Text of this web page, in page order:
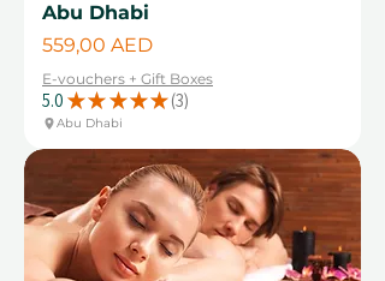
Abu Dhabi
Цена
559,00 AED
E-vouchers + Gift Boxes
5.0 ★ ★ ★ ★ ★ 3
3
Abu Dhabi